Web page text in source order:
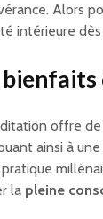
Alors
intérieure dès
offre
ainsi à
la pleine